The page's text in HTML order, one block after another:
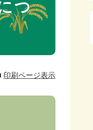
つ
印刷ページ表示